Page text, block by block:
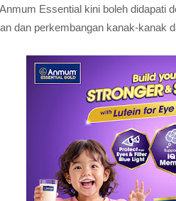
Essential kini boleh didapati
dan perkembangan kanak-kanak